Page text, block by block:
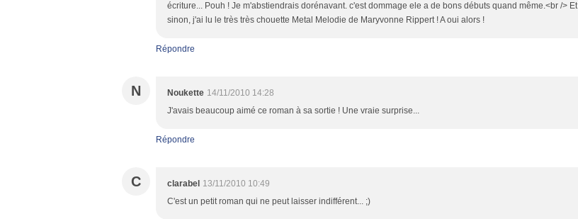
écriture... Pouh ! Je m'abstiendrais dorénavant. c'est dommage ele a de bons débuts quand même.<br /> Et
sinon, j'ai lu le très très chouette Metal Melodie de Maryvonne Rippert ! A oui alors !
Répondre
N Noukette 14/11/2010 14:28
J'avais beaucoup aimé ce roman à sa sortie ! Une vraie surprise...
Répondre
C clarabel 13/11/2010 10:49
C'est un petit roman qui ne peut laisser indifférent... ;)